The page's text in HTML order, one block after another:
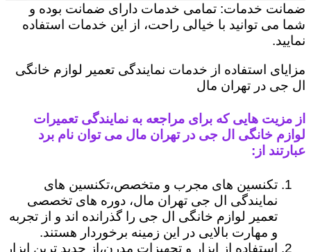
ضمانت خدمات: تمامی خدمات دارای ضمانت بوده و
شما می توانید با خیالی راحت، از این خدمات استفاده
نمایید.
مزایای استفاده از خدمات نمایندگی تعمیر لوازم خانگی
ال جی در تهران مال
از مزیت هایی که برای مراجعه به نمایندگی تعمیرات
لوازم خانگی ال جی در تهران مال می توان نام برد
عبارتند از:
تکنسین های مجرب و متخصص،تکنسین های
نمایندگی ال جی تهران مال، دوره های تخصصی
تعمیر لوازم خانگی ال جی را گذرانده اند و از تجربه
و مهارت بالایی در این زمینه برخوردار هستند.
استفاده از ابزار و تجهیزات مدرن،از جدید ترین ابزار